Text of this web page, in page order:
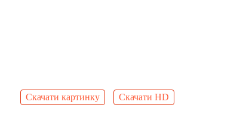
Скачати картинку Скачати HD